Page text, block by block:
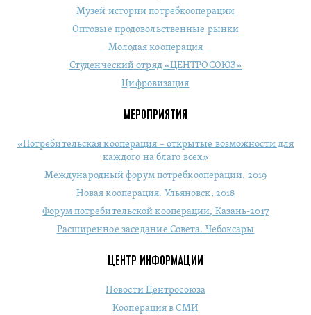
Музей истории потребкооперации
Оптовые продовольственные рынки
Молодая кооперация
Студенческий отряд «ЦЕНТРОСОЮЗ»
Цифровизация
МЕРОПРИЯТИЯ
«Потребительская кооперация – открытые возможности для
каждого на благо всех»
Международный форум потребкооперации. 2019
Новая кооперация. Ульяновск, 2018
Форум потребительской кооперации, Казань-2017
Расширенное заседание Совета. Чебоксары
ЦЕНТР ИНФОРМАЦИИ
Новости Центросоюза
Кооперация в СМИ